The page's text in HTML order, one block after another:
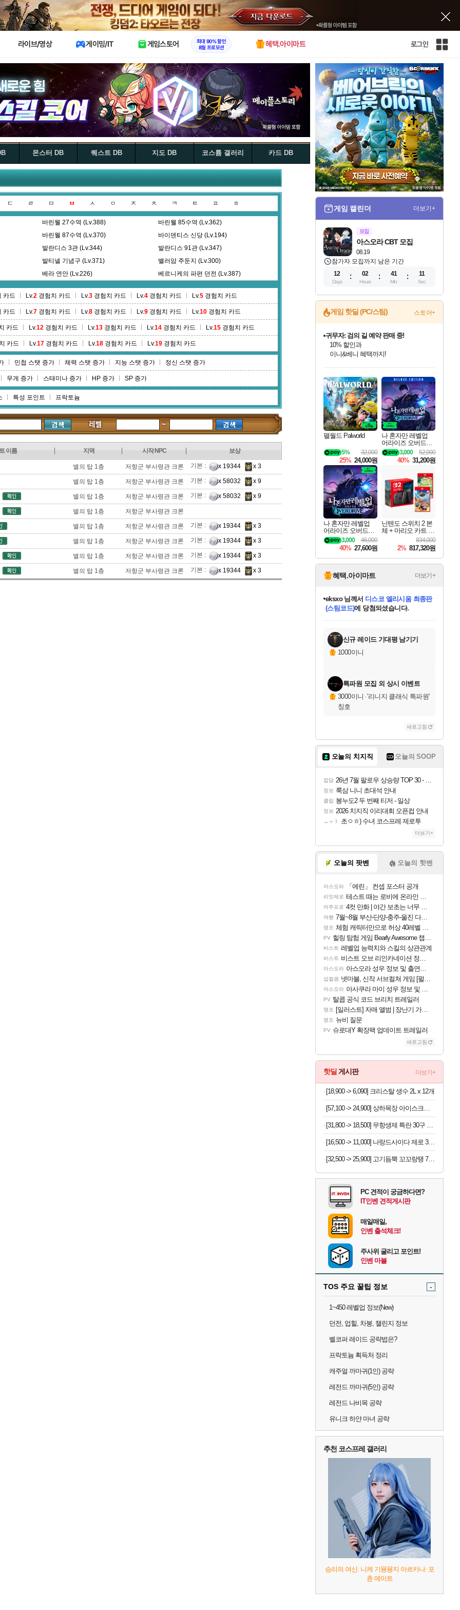
X
라이브/영상 게이밍/IT 게임스토어
최대 90% 할인
8월 프로모션
혜택.아이마트 로그인
인
사
이
트
맵
몬스터 DB 퀘스트 DB 지도 DB 코스튬 갤러리 카드 DB
ㄷ ㄹ ㅁ ㅂ ㅅ ㅇ ㅈ ㅊ ㅋ ㅌ ㅍ ㅎ
바린웰 27수역 (Lv.388)
바린웰 85수역 (Lv.362)
바린웰 87수역 (Lv.370)
바이덴티스 신당 (Lv.194)
발란디스 3관 (Lv.344)
발란디스 91관 (Lv.347)
발티넬 기념구 (Lv.371)
밸러암 주둔지 (Lv.300)
베라 연안 (Lv.226)
베르니케의 파편 던전 (Lv.387)
베야 골짜기 (Lv.46)
벨코퍼의 둥지 (Lv.360)
별의 탑 1층 (Lv.372)
별의 탑 20층 (Lv.382)
별의 탑 4층 (Lv.375)
별의 탑 폐쇄 구역 (Lv.380)
봄볕나무 숲 (Lv.169)
북부 파리아스 숲 (Lv.408)
비석로 (Lv.96)
비에니베 쉼터 (Lv.426)
빌나 숲 (Lv.163) 빌티스 숲 (Lv.176)
카드 Lv.2 경험치 카드 Lv.3 경험치 카드 Lv.4 경험치 카드 Lv.5 경험치 카드
카드 Lv.7 경험치 카드 Lv.8 경험치 카드 Lv.9 경험치 카드 Lv.10 경험치 카드
카드 Lv.12 경험치 카드 Lv.13 경험치 카드 Lv.14 경험치 카드 Lv.15 경험치 카드
카드 Lv.17 경험치 카드 Lv.18 경험치 카드 Lv.19 경험치 카드
민첩 스탯 증가 체력 스탯 증가 지능 스탯 증가 정신 스탯 증가
무게 증가 스태미나 증가 HP 증가 SP 증가
특성 포인트 프락토늄
이름 지역 시작 NPC 보상
별의 탑 1층 저항군 부사령관 크론 기본 : x 19344 x 3
별의 탑 1층 저항군 부사령관 크론 기본 : x 58032 x 9
별의 탑 1층 저항군 부사령관 크론 기본 : x 58032 x 9
별의 탑 1층 저항군 부사령관 크론
별의 탑 1층 저항군 부사령관 크론 기본 : x 19344 x 3
별의 탑 1층 저항군 부사령관 크론 기본 : x 19344 x 3
별의 탑 1층 저항군 부사령관 크론 기본 : x 19344 x 3
별의 탑 1층 저항군 부사령관 크론 기본 : x 19344 x 3
게임 캘린더 더보기+
모집
08.19
아스오라 CBT 모집
참가자 모집까지 남은 기간
12
Days
02
Hours
41
Min
10
Sec
게임 핫딜 (PC/스팀) 스토어+
최대 90% 할인가를 만나보세요!
네이버혜택과 함께 만나보세요!
50%할인&추가 적립까지!
귀무자: 검의 길 예약 판매 중!
10% 할인과
이니&베니 혜택까지!
네이버 혜택가와 함께 예약하세요!
할인&네이버혜택으로 만나보세요!
네이버페이 혜택과 만나보세요!
40주년 프로모션으로 만나보세요!
네이버 포인트 혜택까지!
할인가에 만나보세요!
일부 에디션 상시 할인!
혜택으로 예약 판매 중
편안하게 충전하세요
팰월드 Palworld
32,000
5%
25% 24,000원
나 혼자만 레벨업
어라이즈 오버드라
이브 디럭스 에디션
Solo Leveling Arise
Overdrive Deluxe Edi
52,000
3,000
40% 31,200원
나 혼자만 레벨업
어라이즈 오버드라
이브 Solo Leveling A
rise
46,000
3,000
40% 27,600원
닌텐도 스위치 2 본
체 + 마리오 카트 월
드 + 포켓몬 포코피
아 번들
834,000
2% 817,320원
혜택.아이마트 더보기+
당첨되셨습니다.
당첨되셨습니다.
eksxo님께서 디스코 엘리시움 최종판
(스팀코드)에 당첨되셨습니다.
당첨되셨습니다.
당첨되셨습니다.
에디션 (스팀코드)를 교환.
당첨되셨습니다.
당첨되셨습니다.
당첨되셨습니다.
당첨되셨습니다.
신규 레이드 기대평 남기기
1000이니
특파원 모집 외 상시 이벤트
3000이니 ·'리니지 클래식 특파원'
칭호
새로고침
오늘의 치지직 오늘의 SOOP
잡담 26년 7월 팔로우 상승량 TOP 30 - 월간 치지직
정보 룩삼 니니 초대석 안내
클립 봉누도2 두 번째 티저 - 일상
정보 2026 치지직 이리대회 오픈컵 안내
ㅗㅜㅑ 초ㅇㅎ) 수녀 코스프레 제로투
더보기+
오늘의 팟벤 오늘의 핫벤
아스오라 「에린」 컨셉 포스터 공개
리밋제로 테스트 때는 로비에 온라인 기능이 있는데
아주프로 4컷 만화 | 야간 보초는 너무 힘들어
여행 7월~8월 부산-단양-충주-울진 다녀왔어요~
명조 체험 캐릭터만으로 허상 40레벨 하이와티아 5분 컷!｜에이메스·린네·모니에 명함
PV 힐링 탐험 게임 Bearly Awesome 챕터 1 트레일러
비스트 레벨업 능력치와 스킬의 상관관계
비스트 비스트 오브 리인카네이션 정보/공략글 모음
아스오라 아스오라 성우 정보 및 출연작 모음
섭컬겜 넷마블, 신작 서브컬쳐 게임 [펄 인 블루] 티저 사이트 오픈
아스오라 아사쿠라 마이 성우 정보 및 주요 필모
PV 탈콥 공식 코드 브리치 트레일러
명조 [일러스트] 자매 앨범 | 장난기 가득한 오후의 공원 (리메이크판)
명조 뉴비 질문
PV 슈로대Y 확장팩 업데이트 트레일러
새로고침
핫딜 게시판 더보기+
[18,900 -> 6,090] 크리스탈 생수 2L x 12개
[57,100 -> 24,900] 상하목장 아이스크림 8개 (초코+프로즌그릭요거트+바이오요거트파르페)
[31,800 -> 18,500] 무항생제 특란 30구 x 2세트
[16,500 -> 11,000] 나랑드사이다 제로 345ml x 24개
[32,500 -> 25,900] 고기듬뿍 꼬꼬랑땡 700g x 3개
PC 견적이 궁금하다면?
IT인벤 견적게시판
매일매일,
인벤 출석체크!
주사위 굴리고 포인트!
인벤 마블
TOS 주요 꿀팁 정보 -
1~450 레벨업 정보(New)
던전, 업힐, 차붕, 챌린지 정보
벨코퍼 레이드 공략법은?
프락토늄 획득처 정리
캐주얼 까마귀(1인) 공략
레전드 까마귀(5인) 공략
레전드 나비목 공략
유니크 하얀 마녀 공략
추천 코스프레 갤러리
승리의 여신: 니케 기묭묭지 아르카나: 포
츈 메이트